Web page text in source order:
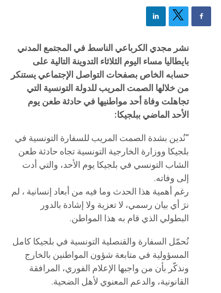
نشر مجدي الكرباعي الناسط في المجتمع المدني
بايطاليا مساء اليوم الثلاثاء التدوينة التالية على
حسابه الخاص بصفحات التواصل الإجتماعي يستنكر
من خلالها الصمت المريب للدولة التونسية التي
تجاهلت وفاة أحد مواطنيها في حادثة طعن يوم
الأحد الماضي ببلجيكا:
“نُدين بشدة الصمت المريب للسفارة التونسية في
بلجيكا ووزارة الخارجية التونسية تجاه حادثة طعن
الشاب التونسي في بلجيكا يوم الأحد، والتي أدت
إلى وفاته.
رغم أهمية هذا الحدث وما فيه من أبعاد إنسانية ، لم
نرَ أي بيان رسمي، لا تعزية ولا إشادة بالدور
البطولي الذي قام به هذا المواطن.
نُحمّل السفارة والقنصلية التونسية في بلجيكا كامل
المسؤولية في متابعة شؤون المواطنين بالخارج
ونذكّر بأن من واجبها الإعلام الفوري، المرافقة
القانونية، والدعم المعنوي لأهل الضحية.